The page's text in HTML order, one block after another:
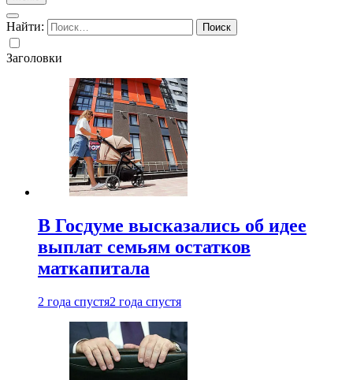
Найти:
Заголовки
В Госдуме высказались об идее
выплат семьям остатков
маткапитала
2 года спустя2 года спустя